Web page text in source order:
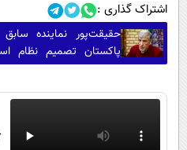
اشتراک گذاری :
حقیقت‌پور نماینده
پاکستان تصمیم نظام
پزشکیان/ برخی جریان‌ها